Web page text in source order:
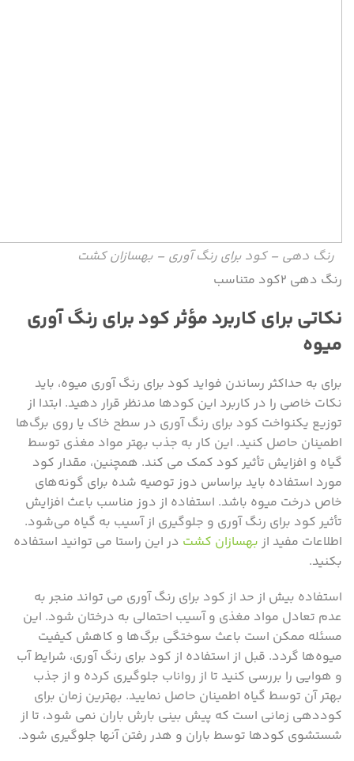
رنگ دهی – کود برای رنگ آوری – بهسازان کشت
رنگ دهی ۲کود متناسب
نکاتی برای کاربرد مؤثر کود برای رنگ آوری
میوه
برای به حداکثر رساندن فواید کود برای رنگ آوری میوه، باید
نکات خاصی را در کاربرد این کودها مدنظر قرار دهید. ابتدا از
توزیع یکنواخت کود برای رنگ آوری در سطح خاک یا روی برگ‌ها
اطمینان حاصل کنید. این کار به جذب بهتر مواد مغذی توسط
گیاه و افزایش تأثیر کود کمک می‌ کند. همچنین، مقدار کود
مورد استفاده باید براساس دوز توصیه ‌شده برای گونه‌های
خاص درخت میوه باشد. استفاده از دوز مناسب باعث افزایش
تأثیر کود برای رنگ آوری و جلوگیری از آسیب به گیاه می‌شود.
اطلاعات مفید از بهسازان کشت در این راستا می توانید استفاده
بکنید.
استفاده بیش از حد از کود برای رنگ آوری می ‌تواند منجر به
عدم تعادل مواد مغذی و آسیب احتمالی به درختان شود. این
مسئله ممکن است باعث سوختگی برگ‌ها و کاهش کیفیت
میوه‌ها گردد. قبل از استفاده از کود برای رنگ آوری، شرایط آب
و هوایی را بررسی کنید تا از رواناب جلوگیری کرده و از جذب
بهتر آن توسط گیاه اطمینان حاصل نمایید. بهترین زمان برای
کوددهی زمانی است که پیش‌ بینی بارش باران نمی‌ شود، تا از
شستشوی کودها توسط باران و هدر رفتن آنها جلوگیری شود.